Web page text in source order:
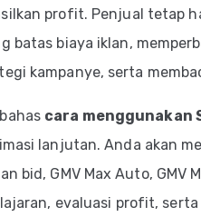
profit. Penjual tetap
batas biaya iklan,
kampanye, serta
cara menggunakan
lanjutan. Anda akan
bid, GMV Max Auto, GMV
evaluasi profit,